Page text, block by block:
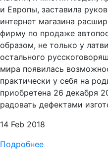
и Европы, заставила
интернет магазина
фирму по продаже
образом, не только у
остального
мира появилась
практически у себя на
приобретена 26 декабря
радовать дефектами
14 Feb 2018
Подробнее